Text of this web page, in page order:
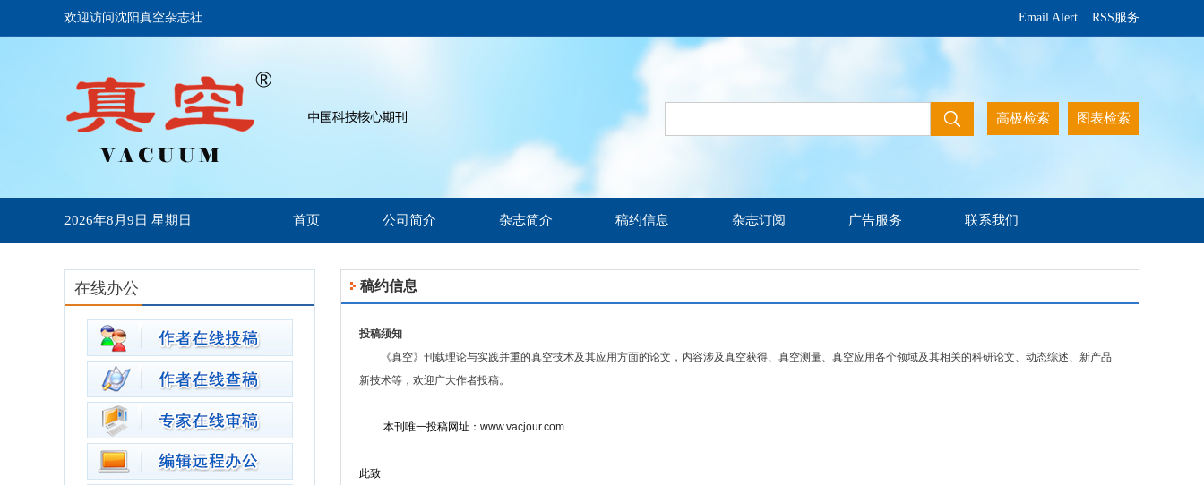
欢迎访问沈阳真空杂志社 Email Alert RSS服务
图表检索
高极检索
2026年8月9日 星期日 首页 公司简介 杂志简介 稿约信息 杂志订阅 广告服务 联系我们
在线办公 稿约信息
投稿须知
《真空》刊载理论与实践并重的真空技术及其应用方面的论文，内容涉及真空获得、真空测量、真空应用各个领域及其相关的科研论文、动态综述、新产品
新技术等，欢迎广大作者投稿。
本刊唯一投稿网址： www.vacjour.com
此致